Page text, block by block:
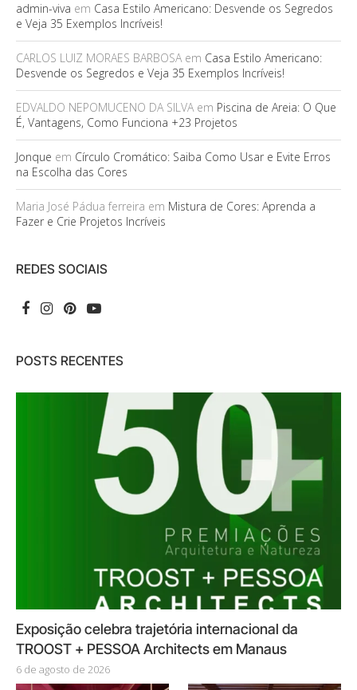
admin-viva em Casa Estilo Americano: Desvende os Segredos
e Veja 35 Exemplos Incríveis!
CARLOS LUIZ MORAES BARBOSAem Casa Estilo Americano:
Desvende os Segredos e Veja 35 Exemplos Incríveis!
EDVALDO NEPOMUCENO DA SILVAem Piscina de Areia: O Que
É, Vantagens, Como Funciona +23 Projetos
Jonque em Círculo Cromático: Saiba Como Usar e Evite Erros
na Escolha das Cores
Maria José Pádua ferreira em Mistura de Cores: Aprenda a
Fazer e Crie Projetos Incríveis
REDES SOCIAIS
POSTS RECENTES
Exposição celebra trajetória internacional da
TROOST + PESSOA Architects em Manaus
6 de agosto de 2026